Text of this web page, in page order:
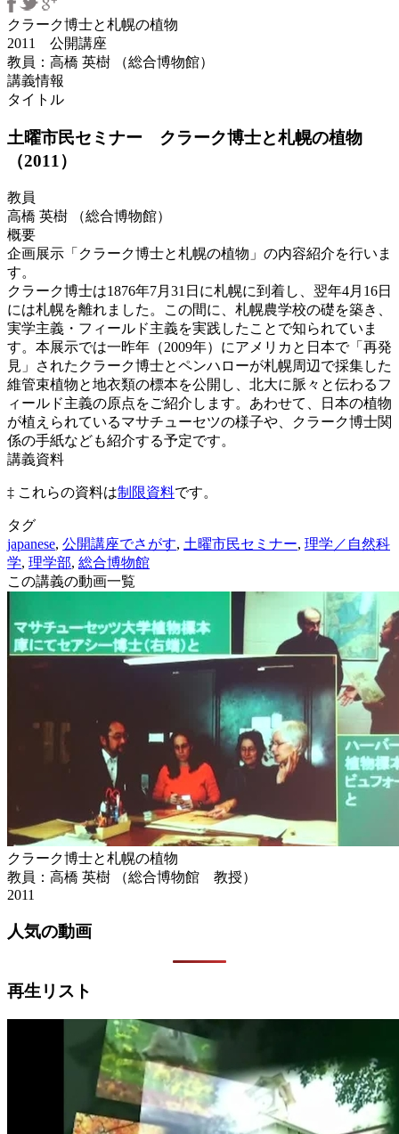
クラーク博士と札幌の植物
2011 公開講座
教員：高橋 英樹 （総合博物館）
講義情報
タイトル
土曜市民セミナー クラーク博士と札幌の植物
（2011）
教員
高橋 英樹 （総合博物館）
概要
企画展示「クラーク博士と札幌の植物」の内容紹介を行いま
す。
クラーク博士は1876年7月31日に札幌に到着し、翌年4月16日
には札幌を離れました。この間に、札幌農学校の礎を築き、
実学主義・フィールド主義を実践したことで知られていま
す。本展示では一昨年（2009年）にアメリカと日本で「再発
見」されたクラーク博士とペンハローが札幌周辺で採集した
維管束植物と地衣類の標本を公開し、北大に脈々と伝わるフ
ィールド主義の原点をご紹介します。あわせて、日本の植物
が植えられているマサチューセツの様子や、クラーク博士関
係の手紙なども紹介する予定です。
講義資料
‡ これらの資料は制限資料です。
タグ
japanese, 公開講座でさがす, 土曜市民セミナー, 理学／自然科
学, 理学部, 総合博物館
この講義の動画一覧
クラーク博士と札幌の植物
教員：高橋 英樹 （総合博物館 教授）
2011
人気の動画
再生リスト